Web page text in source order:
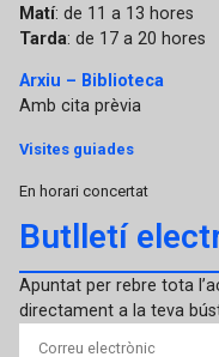
Matí: de 11 a 13 hores
Tarda: de 17 a 20 hores
Arxiu – Biblioteca
Amb cita prèvia
Visites guiades
En horari concertat
Butlletí
Apuntat per rebre tota
directament a la teva